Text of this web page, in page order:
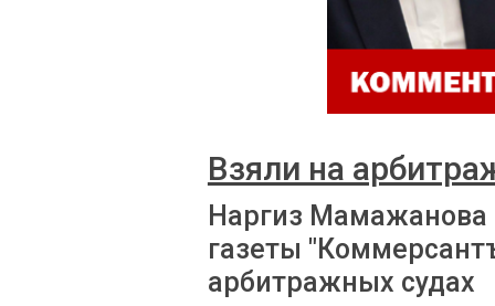
Взяли на
Наргиз Мамажанова
газеты
арбитражных судах